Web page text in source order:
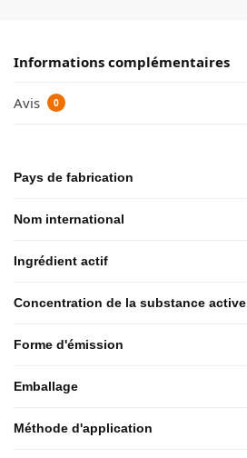
Informations complémentaires
Avis 0
Pays de fabrication
Nom international
Ingrédient actif
Concentration de la substance active
Forme d'émission
Emballage
Méthode d'application